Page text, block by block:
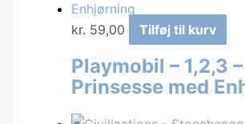
kr. 59,00 Tilføj til kurv
Playmobil – 1,2,3 –
Prinsesse med